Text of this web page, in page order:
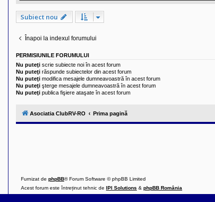
Subiect nou
Înapoi la indexul forumului
PERMISIUNILE FORUMULUI
Nu puteţi scrie subiecte noi în acest forum
Nu puteţi răspunde subiectelor din acest forum
Nu puteţi modifica mesajele dumneavoastră în acest forum
Nu puteţi şterge mesajele dumneavoastră în acest forum
Nu puteţi publica fişiere ataşate în acest forum
Asociatia ClubRV-RO Prima pagină
Furnizat de phpBB® Forum Software © phpBB Limited
Acest forum este întreținut tehnic de IPI Solutions & phpBB România